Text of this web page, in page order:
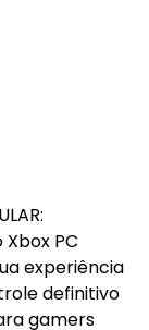
Xbox PC
experiência
definitivo
gamers